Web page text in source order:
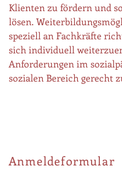
Klienten zu fördern und
lösen.
speziell an Fachkräfte
sich individuell
Anforderungen im
sozialen Bereich gerecht
Anmeldeformular